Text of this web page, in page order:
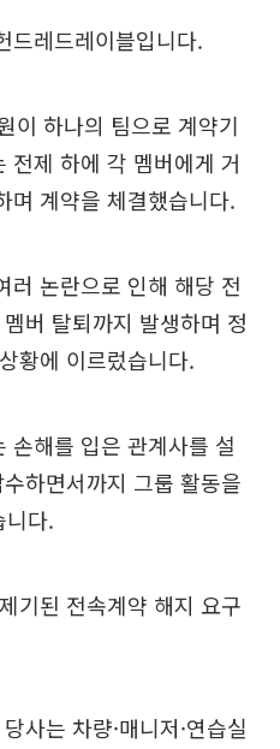
드레드레이블입니다.
이 하나의 팀으로 계약기
전제 하에 각 멤버에게 거
며 계약을 체결했습니다.
러 논란으로 인해 해당 전
버 탈퇴까지 발생하며 정
황에 이르렀습니다.
손해를 입은 관계사를 설
하면서까지 그룹 활동을
니다.
기된 전속계약 해지 요구
사는 차량·매니저·연습실